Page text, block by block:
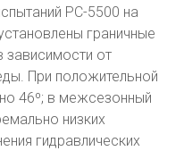
РС-5500 на
граничные
зависимости от
При положительной
46º; в межсезонный
низких
гидравлических